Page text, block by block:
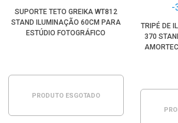
SUPORTE TETO GREIKA WT812
STAND ILUMINAÇÃO 60CM PARA
ESTÚDIO FOTOGRÁFICO
PRODUTO ESGOTADO
TRIPÉ DE
370